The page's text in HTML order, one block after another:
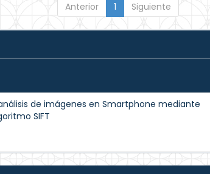
Anterior 1 Siguiente
de imágenes en Smartphone mediante
SIFT